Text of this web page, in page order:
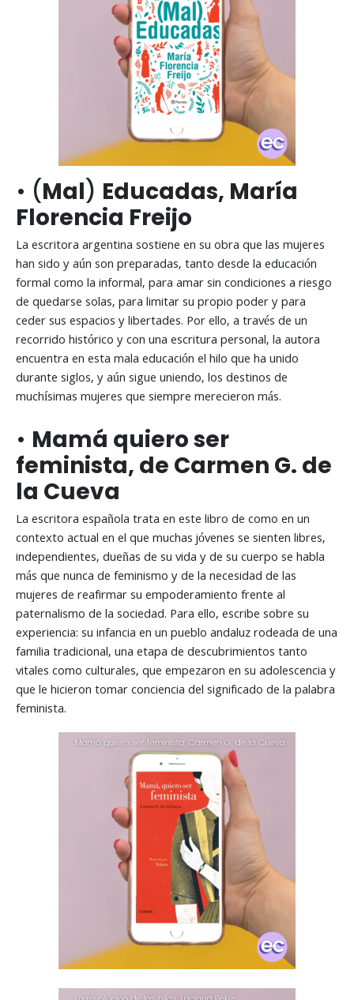
• (Mal) Educadas, María
Florencia Freijo
La escritora argentina sostiene en su obra que las mujeres
han sido y aún son preparadas, tanto desde la educación
formal como la informal, para amar sin condiciones a riesgo
de quedarse solas, para limitar su propio poder y para
ceder sus espacios y libertades. Por ello, a través de un
recorrido histórico y con una escritura personal, la autora
encuentra en esta mala educación el hilo que ha unido
durante siglos, y aún sigue uniendo, los destinos de
muchísimas mujeres que siempre merecieron más.
• Mamá quiero ser
feminista, de Carmen G. de
la Cueva
La escritora española trata en este libro de como en un
contexto actual en el que muchas jóvenes se sienten libres,
independientes, dueñas de su vida y de su cuerpo se habla
más que nunca de feminismo y de la necesidad de las
mujeres de reafirmar su empoderamiento frente al
paternalismo de la sociedad. Para ello, escribe sobre su
experiencia: su infancia en un pueblo andaluz rodeada de una
familia tradicional, una etapa de descubrimientos tanto
vitales como culturales, que empezaron en su adolescencia y
que le hicieron tomar conciencia del significado de la palabra
feminista.